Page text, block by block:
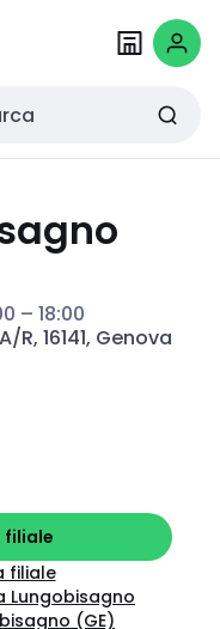
– 18:00
16141, Genova
filiale
filiale